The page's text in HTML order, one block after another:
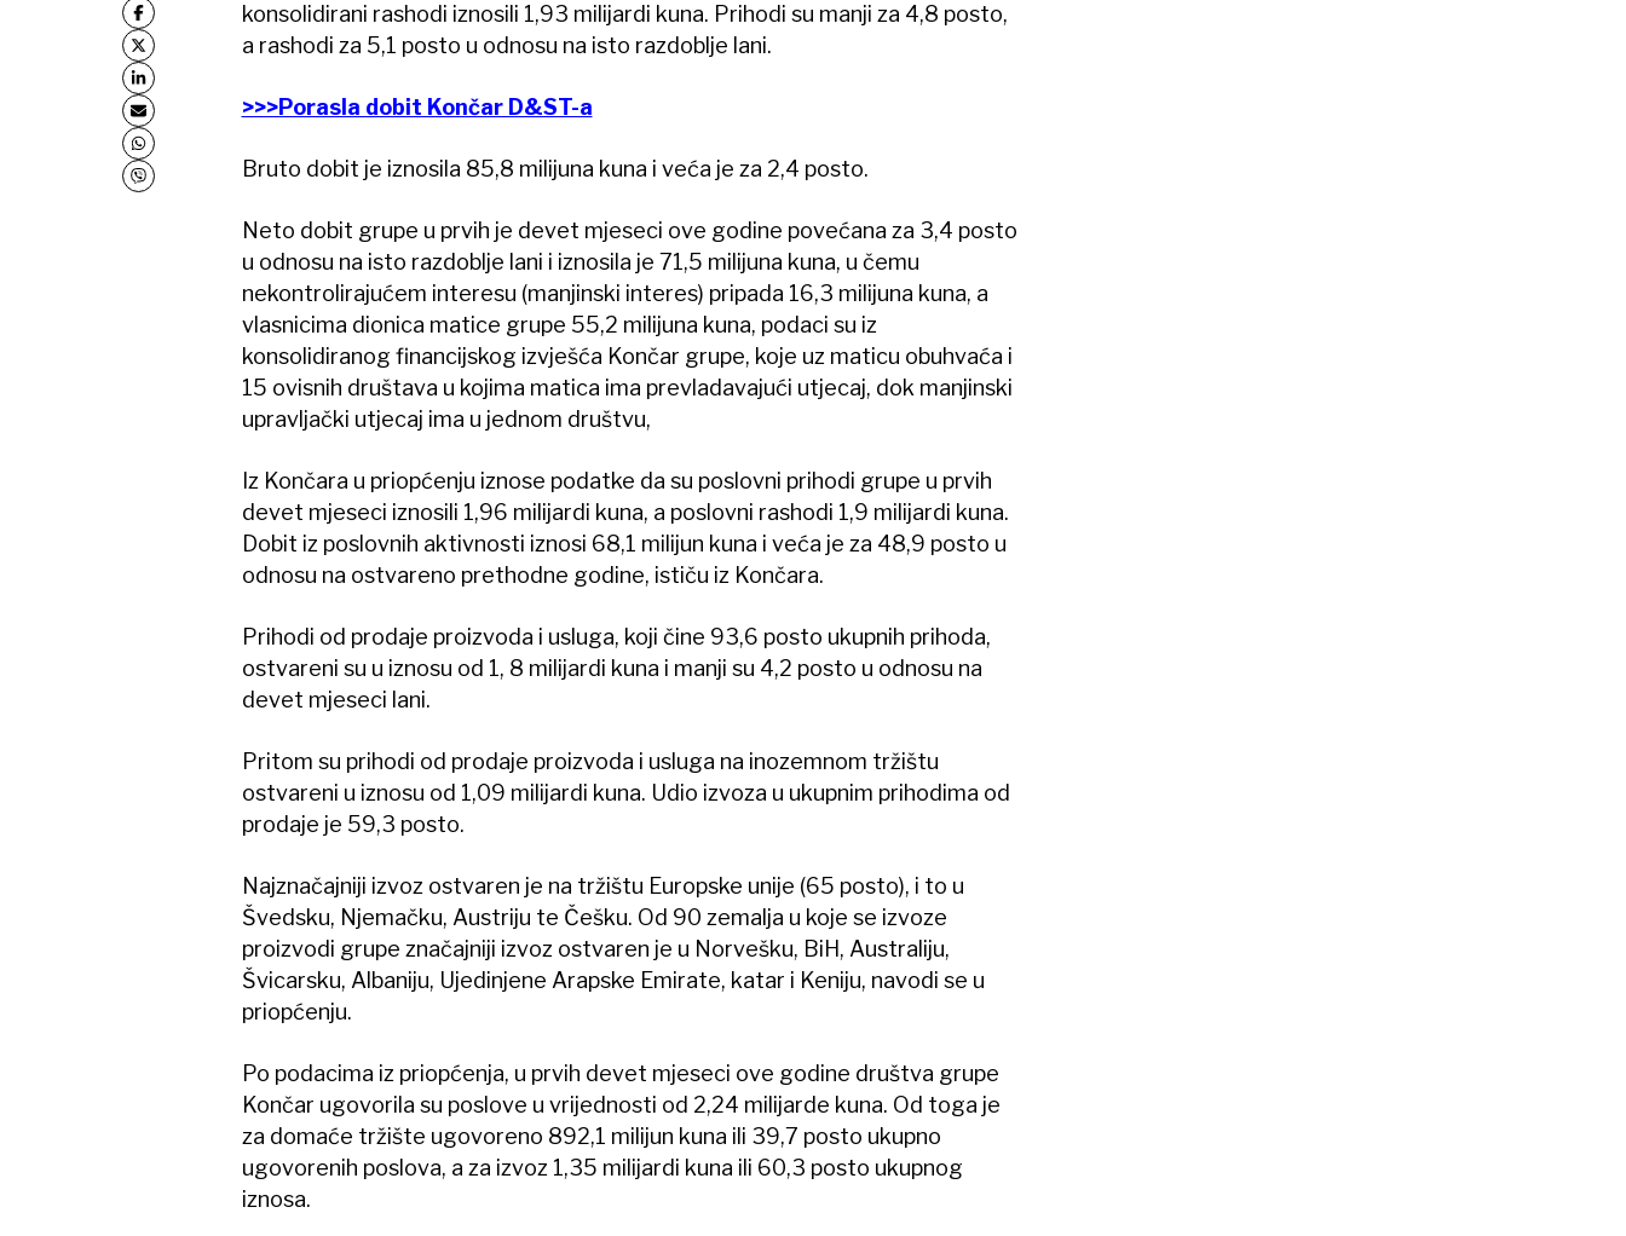
konsolidirani rashodi iznosili 1,93 milijardi kuna. Prihodi su manji za 4,8 posto,
a rashodi za 5,1 posto u odnosu na isto razdoblje lani.
>>>Porasla dobit Končar D&ST-a
Bruto dobit je iznosila 85,8 milijuna kuna i veća je za 2,4 posto.
Neto dobit grupe u prvih je devet mjeseci ove godine povećana za 3,4 posto
u odnosu na isto razdoblje lani i iznosila je 71,5 milijuna kuna, u čemu
nekontrolirajućem interesu (manjinski interes) pripada 16,3 milijuna kuna, a
vlasnicima dionica matice grupe 55,2 milijuna kuna, podaci su iz
konsolidiranog financijskog izvješća Končar grupe, koje uz maticu obuhvaća i
15 ovisnih društava u kojima matica ima prevladavajući utjecaj, dok manjinski
upravljački utjecaj ima u jednom društvu,
Iz Končara u priopćenju iznose podatke da su poslovni prihodi grupe u prvih
devet mjeseci iznosili 1,96 milijardi kuna, a poslovni rashodi 1,9 milijardi kuna.
Dobit iz poslovnih aktivnosti iznosi 68,1 milijun kuna i veća je za 48,9 posto u
odnosu na ostvareno prethodne godine, ističu iz Končara.
Prihodi od prodaje proizvoda i usluga, koji čine 93,6 posto ukupnih prihoda,
ostvareni su u iznosu od 1, 8 milijardi kuna i manji su 4,2 posto u odnosu na
devet mjeseci lani.
Pritom su prihodi od prodaje proizvoda i usluga na inozemnom tržištu
ostvareni u iznosu od 1,09 milijardi kuna. Udio izvoza u ukupnim prihodima od
prodaje je 59,3 posto.
Najznačajniji izvoz ostvaren je na tržištu Europske unije (65 posto), i to u
Švedsku, Njemačku, Austriju te Češku. Od 90 zemalja u koje se izvoze
proizvodi grupe značajniji izvoz ostvaren je u Norvešku, BiH, Australiju,
Švicarsku, Albaniju, Ujedinjene Arapske Emirate, katar i Keniju, navodi se u
priopćenju.
Po podacima iz priopćenja, u prvih devet mjeseci ove godine društva grupe
Končar ugovorila su poslove u vrijednosti od 2,24 milijarde kuna. Od toga je
za domaće tržište ugovoreno 892,1 milijun kuna ili 39,7 posto ukupno
ugovorenih poslova, a za izvoz 1,35 milijardi kuna ili 60,3 posto ukupnog
iznosa.